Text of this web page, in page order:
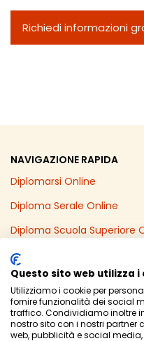
Richiedi informazioni
NAVIGAZIONE RAPIDA
Diplomarsi Online
Diploma Serale Online
Diploma Scuola Superiore
Recupero Anni Scolastici
Diploma Online in un Anno
Licenza Media Online
Questo sito web utilizza i
Utilizziamo i cookie per
fornire funzionalità dei social
traffico. Condividiamo inoltre
nostro sito con i nostri
web, pubblicità e social